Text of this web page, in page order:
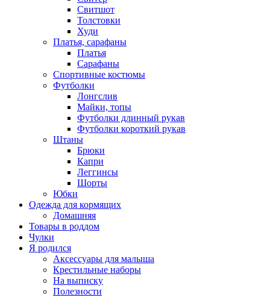
Свитшот
Толстовки
Худи
Платья, сарафаны
Платья
Сарафаны
Спортивные костюмы
Футболки
Лонгслив
Майки, топы
Футболки длинный рукав
Футболки короткий рукав
Штаны
Брюки
Капри
Леггинсы
Шорты
Юбки
Одежда для кормящих
Домашняя
Товары в роддом
Чулки
Я родился
Аксессуары для малыша
Крестильные наборы
На выписку
Полезности